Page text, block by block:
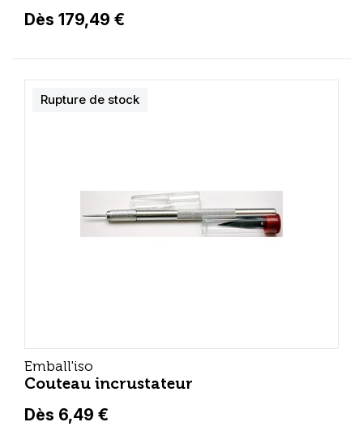
Dès 179,49 €
Emball'iso
Couteau incrustateur
Dès 6,49 €
Rupture de stock